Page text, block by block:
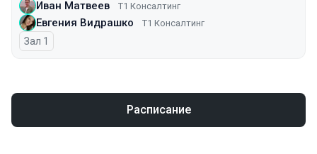
Иван Матвеев Т1 Консалтинг
Евгения Видрашко Т1 Консалтинг
Зал 1
Расписание